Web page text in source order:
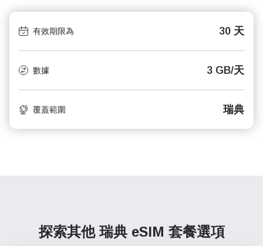
有效期限為 30 天
數據 3 GB/天
覆蓋範圍 瑞典
探索其他 瑞典 eSIM 套餐選項